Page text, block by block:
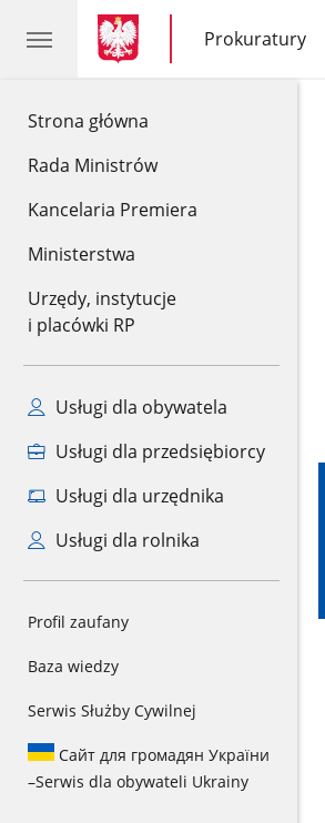
Strona główna
Rada Ministrów
Kancelaria Premiera
Ministerstwa
Urzędy, instytucje
i placówki RP
Usługi dla obywatela
Usługi dla przedsiębiorcy
Usługi dla urzędnika
Usługi dla rolnika
Profil zaufany
Baza wiedzy
Serwis Służby Cywilnej
Сайт для громадян України
–Serwis dla obywateli Ukrainy
gov.pl
gov.pl
Prokuratury
gov.pl
Prokuratury